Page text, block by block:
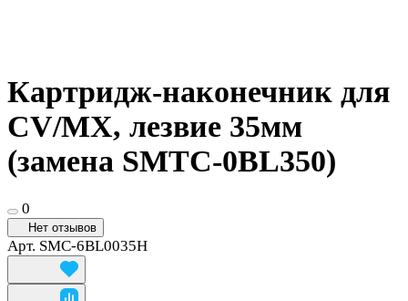
Картридж-наконечник для
СV/MX, лезвие 35мм
(замена SMTC-0BL350)
0
Нет отзывов
Арт. SMC-6BL0035H